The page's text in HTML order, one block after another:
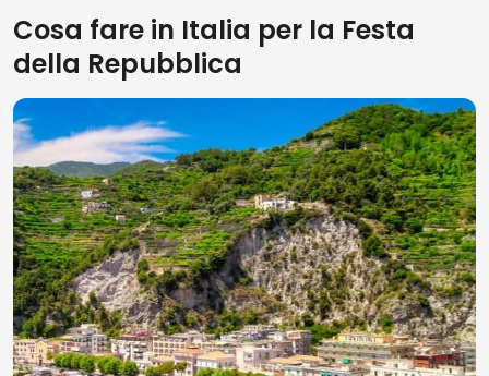
Cosa fare in Italia per la Festa
della Repubblica